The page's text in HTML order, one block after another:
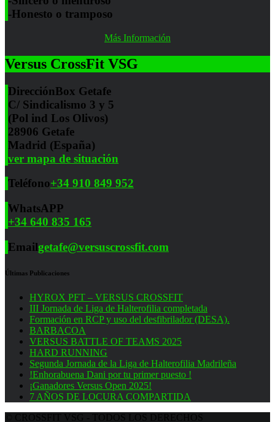
-Honesto o tramposo
Más Información
Versus CrossFit VSG
DirecciónBox Getafe
C/ Sindicalismo 3 y 5
(Pol ind Los Olivos)
28906 Getafe
Madrid (España)
ver mapa de situación
Teléfono+34 910 849 952
WhatsAPP
+34 640 835 165
Emailgetafe@versuscrossfit.com
Últimas Publicaciones
HYROX PFT – VERSUS CROSSFIT
III Jornada de Liga de Halterofilia completada
Formación en RCP y uso del desfibrilador (DESA).
BARBACOA
VERSUS BATTLE OF TEAMS 2025
HARD RUNNING
Segunda Jornada de la Liga de Halterofilia Madrileña
!Enhorabuena Dani por tu primer puesto !
¡Ganadores Versus Open 2025!
7 AÑOS DE LOCURA COMPARTIDA